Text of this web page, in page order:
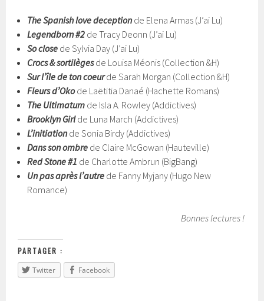
The Spanish love deceptionde Elena Armas (J’ai Lu)
Legendborn #2 de Tracy Deonn (J’ai Lu)
So close de Sylvia Day (J’ai Lu)
Crocs & sortilègesde Louisa Méonis (Collection &H)
Sur l’île de ton coeurde Sarah Morgan (Collection &H)
Fleurs d’Okode Laëtitia Danaé (Hachette Romans)
The Ultimatum de Isla A. Rowley (Addictives)
Brooklyn Girlde Luna March (Addictives)
L’initiationde Sonia Birdy (Addictives)
Dans son ombre de Claire McGowan (Hauteville)
Red Stone #1 de Charlotte Ambrun (BigBang)
Un pas après l’autre de Fanny Myjany (Hugo New
Romance)
Bonnes lectures !
PARTAGER :
Twitter
Facebook